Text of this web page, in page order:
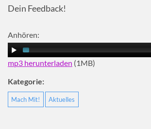
Dein Feedback!
Anhören:
mp3 herunterladen (1MB)
Kategorie:
Mach Mit! Aktuelles